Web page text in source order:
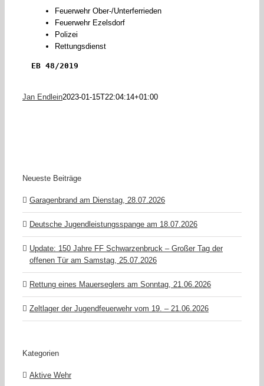
Feuerwehr Ober-/Unterferrieden
Feuerwehr Ezelsdorf
Polizei
Rettungsdienst
EB 48/2019
Jan Endlein2023-01-15T22:04:14+01:00
Neueste Beiträge
Garagenbrand am Dienstag, 28.07.2026
Deutsche Jugendleistungsspange am 18.07.2026
Update: 150 Jahre FF Schwarzenbruck – Großer Tag der
offenen Tür am Samstag, 25.07.2026
Rettung eines Mauerseglers am Sonntag, 21.06.2026
Zeltlager der Jugendfeuerwehr vom 19. – 21.06.2026
Kategorien
Aktive Wehr